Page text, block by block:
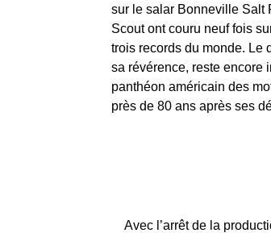
sur le salar Bonneville Salt
Scout ont couru neuf fois
trois records du monde. Le
sa révérence, reste encore
panthéon américain des
près de 80 ans après ses
Avec l’arrêt de la